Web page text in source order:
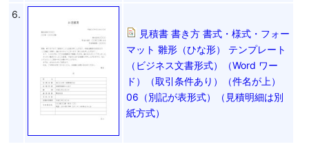
6.
見積書 書き方 書式・様式・フォー
マット 雛形（ひな形） テンプレート
（ビジネス文書形式）（Word ワー
ド）（取引条件あり）（件名が上）
06（別記が表形式）（見積明細は別
紙方式）